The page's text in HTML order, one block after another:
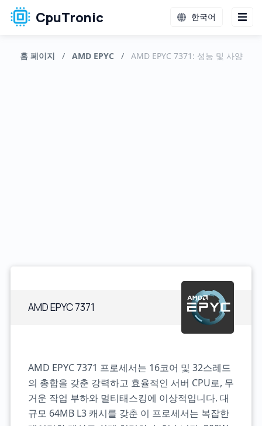
CpuTronic 한국어
홈 페이지 / AMD EPYC / AMD EPYC 7371: 성능 및 사양
AMD EPYC 7371
AMD EPYC 7371 프로세서는 16코어 및 32스레드
의 총합을 갖춘 강력하고 효율적인 서버 CPU로, 무
거운 작업 부하와 멀티태스킹에 이상적입니다. 대
규모 64MB L3 캐시를 갖춘 이 프로세서는 복잡한